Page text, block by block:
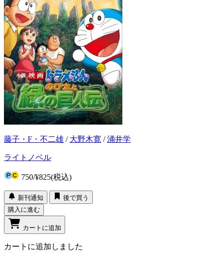
藤子・F・不二雄 / 大野木寛 /涌井学
ライトノベル
750/¥825(税込)
新刊通知
後で買う
購入に進む
カートに追加
カートに追加しました